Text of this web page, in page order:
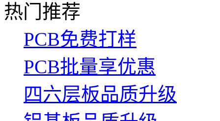
热门推荐
PCB免费打样
PCB批量享优惠
四六层板品质升级